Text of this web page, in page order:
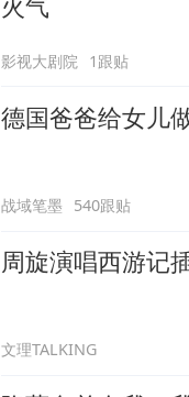
影视大剧院 1跟贴
德国爸爸给女儿
战域笔墨 540跟贴
周旋演唱西游记
文理TALKING